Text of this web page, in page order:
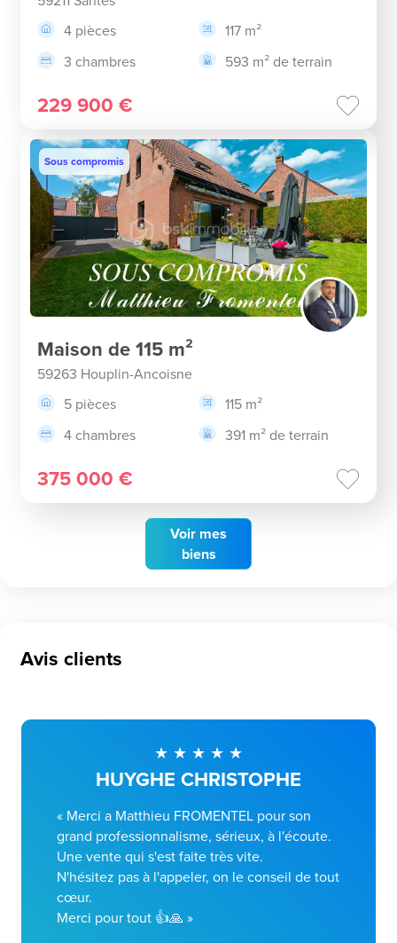
Voir mes
biens
4 pièces
117 m²
3 chambres
593 m² de terrain
229 900 €
Sous compromis
Maison de 115 m²
59263 Houplin-Ancoisne
5 pièces
115 m²
4 chambres
391 m² de terrain
375 000 €
Avis clients
HUYGHE CHRISTOPHE
« Merci a Matthieu FROMENTEL pour son
grand professionnalisme, sérieux, à l'écoute.
Une vente qui s'est faite très vite.
N'hésitez pas à l'appeler, on le conseil de tout
cœur.
Merci pour tout 👍🙏 »